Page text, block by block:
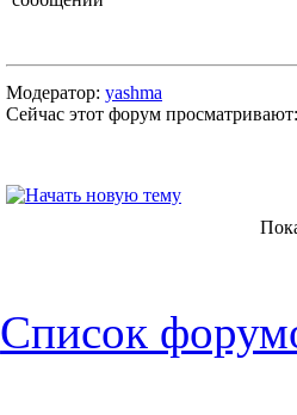
Модератор: yashma
Сейчас этот форум
Список